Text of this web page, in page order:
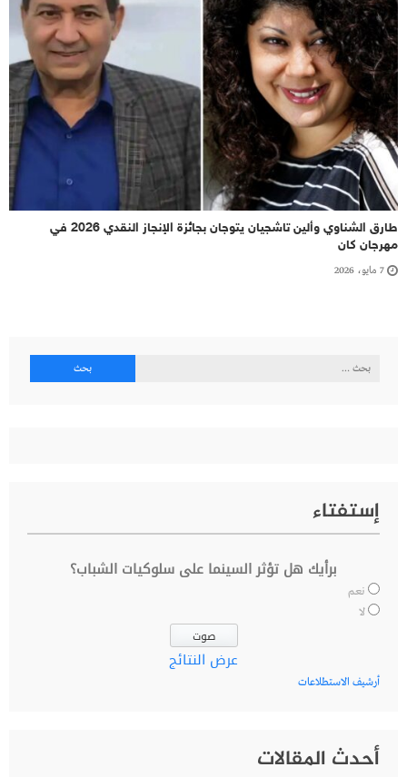
طارق الشناوي وألين تاشجيان يتوجان بجائزة الإنجاز النقدي 2026 في
مهرجان كان
7 مايو، 2026
البحث
إستفتاء
برأيك هل تؤثر السينما على سلوكيات الشباب؟
نعم
لا
عرض النتائج
أرشيف الاستطلاعات
أحدث المقالات